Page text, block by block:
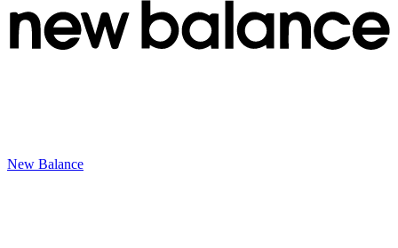
New Balance